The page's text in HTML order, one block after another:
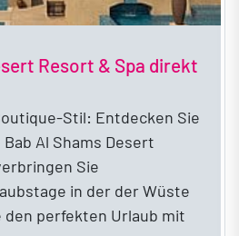
Resort & Spa direkt
Stil: Entdecken Sie
Al Shams Desert
Sie
in der der Wüste
den perfekten Urlaub mit